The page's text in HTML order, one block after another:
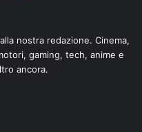
nostra redazione. Cinema,
gaming, tech, anime e
ancora.